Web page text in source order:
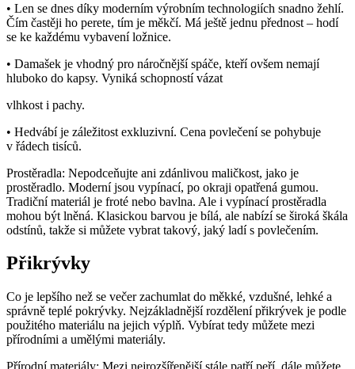
• Len se dnes díky moderním výrobním technologiích snadno žehlí.
Čím častěji ho perete, tím je měkčí. Má ještě jednu přednost – hodí
se ke každému vybavení ložnice.
• Damašek je vhodný pro náročnější spáče, kteří ovšem nemají
hluboko do kapsy. Vyniká schopností vázat
vlhkost i pachy.
• Hedvábí je záležitost exkluzivní. Cena povlečení se pohybuje
v řádech tisíců.
Prostěradla: Nepodceňujte ani zdánlivou maličkost, jako je
prostěradlo. Moderní jsou vypínací, po okraji opatřená gumou.
Tradiční materiál je froté nebo bavlna. Ale i vypínací prostěradla
mohou být lněná. Klasickou barvou je bílá, ale nabízí se široká škála
odstínů, takže si můžete vybrat takový, jaký ladí s povlečením.
Přikrývky
Co je lepšího než se večer zachumlat do měkké, vzdušné, lehké a
správně teplé pokrývky. Nejzákladnější rozdělení přikrývek je podle
použitého materiálu na jejich výplň. Vybírat tedy můžete mezi
přírodními a umělými materiály.